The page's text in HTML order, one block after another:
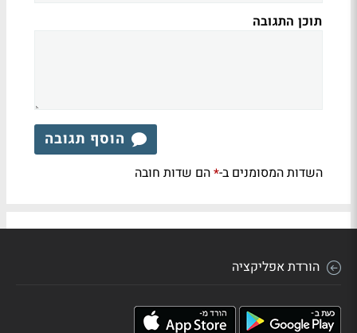
תוכן התגובה
הוסף תגובה
השדות המסומנים ב-*הם שדות חובה
הורדת אפליקציה